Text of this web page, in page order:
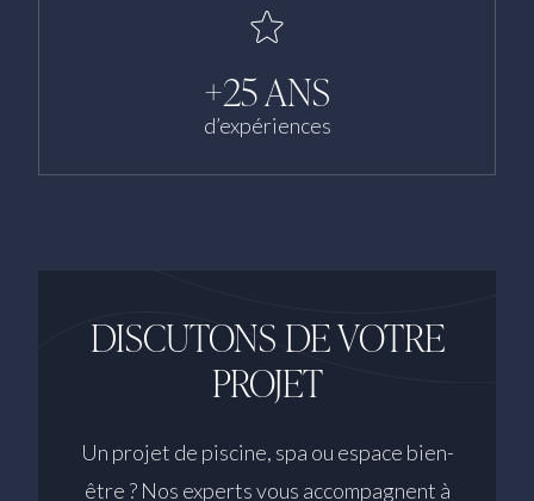
+25 ANS
d’expériences
DISCUTONS DE VOTRE
PROJET
Un projet de piscine, spa ou espace bien-
être ? Nos experts vous accompagnent à